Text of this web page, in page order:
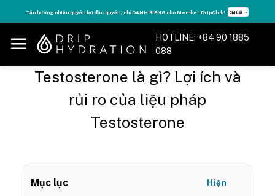
to
content
Tận hưởng nhiều quyền lợi độc quyền, chỉ DÀNH RIÊNG cho Member DripClub! Chi tiết ➝
HOTLINE: +84 90 1885
088
Testosterone là gì? Lợi ích và
rủi ro của liệu pháp
Testosterone
Mục lục Hiện